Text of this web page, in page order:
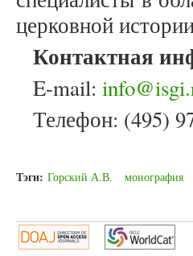
церковной
Контактная
E-mail:
Телефон: (495)
Тэги: Горский А.В. монография